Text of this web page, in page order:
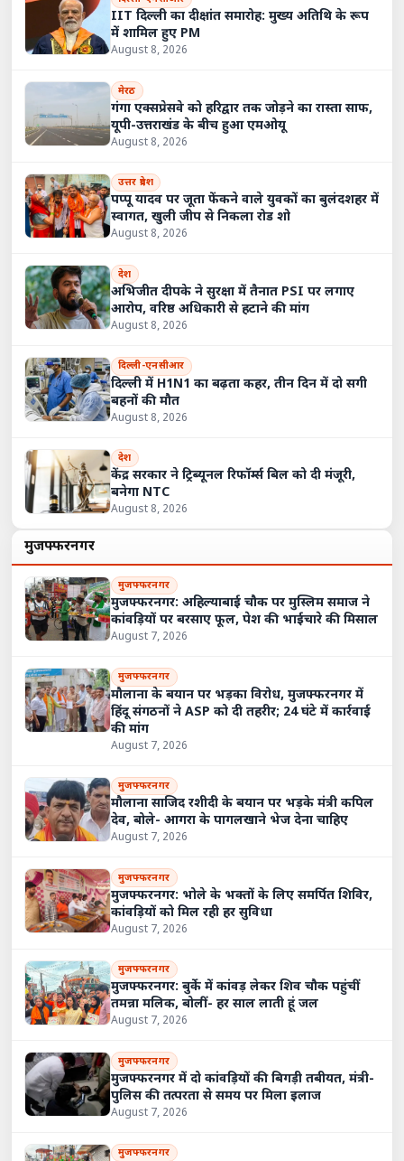
IIT दिल्ली का दीक्षांत समारोह: मुख्य अतिथि के रूप
में शामिल हुए PM
August 8, 2026
मेरठ
गंगा एक्सप्रेसवे को हरिद्वार तक जोड़ने का रास्ता साफ,
यूपी-उत्तराखंड के बीच हुआ एमओयू
August 8, 2026
उत्तर प्रदेश
पप्पू यादव पर जूता फेंकने वाले युवकों का बुलंदशहर में
स्वागत, खुली जीप से निकला रोड शो
August 8, 2026
देश
अभिजीत दीपके ने सुरक्षा में तैनात PSI पर लगाए
आरोप, वरिष्ठ अधिकारी से हटाने की मांग
August 8, 2026
दिल्ली-एनसीआर
दिल्ली में H1N1 का बढ़ता कहर, तीन दिन में दो सगी
बहनों की मौत
August 8, 2026
देश
केंद्र सरकार ने ट्रिब्यूनल रिफॉर्म्स बिल को दी मंजूरी,
बनेगा NTC
August 8, 2026
मुजफ्फरनगर
मुजफ्फरनगर
मुजफ्फरनगर: अहिल्याबाई चौक पर मुस्लिम समाज ने
कांवड़ियों पर बरसाए फूल, पेश की भाईचारे की मिसाल
August 7, 2026
मुजफ्फरनगर
मौलाना के बयान पर भड़का विरोध, मुजफ्फरनगर में
हिंदू संगठनों ने ASP को दी तहरीर; 24 घंटे में कार्रवाई
की मांग
August 7, 2026
मुजफ्फरनगर
मौलाना साजिद रशीदी के बयान पर भड़के मंत्री कपिल
देव, बोले- आगरा के पागलखाने भेज देना चाहिए
August 7, 2026
मुजफ्फरनगर
मुजफ्फरनगर: भोले के भक्तों के लिए समर्पित शिविर,
कांवड़ियों को मिल रही हर सुविधा
August 7, 2026
मुजफ्फरनगर
मुजफ्फरनगर: बुर्के में कांवड़ लेकर शिव चौक पहुंचीं
तमन्ना मलिक, बोलीं- हर साल लाती हूं जल
August 7, 2026
मुजफ्फरनगर
मुजफ्फरनगर में दो कांवड़ियों की बिगड़ी तबीयत, मंत्री-
पुलिस की तत्परता से समय पर मिला इलाज
August 7, 2026
मुजफ्फरनगर